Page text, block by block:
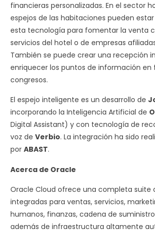
financieras personalizadas. En el sector
espejos de las habitaciones pueden
esta tecnología para fomentar la venta
servicios del hotel o de empresas
También se puede crear una recepción
enriquecer los puntos de información en
congresos.
El espejo inteligente es un desarrollo de
incorporando la Inteligencia Artificial de
Digital Assistant) y con tecnología de
voz de Verbio. La integración ha sido
por ABAST.
Acerca de Oracle
Oracle Cloud ofrece una completa suite
integradas para ventas, servicios,
humanos, finanzas, cadena de
además de infraestructura altamente